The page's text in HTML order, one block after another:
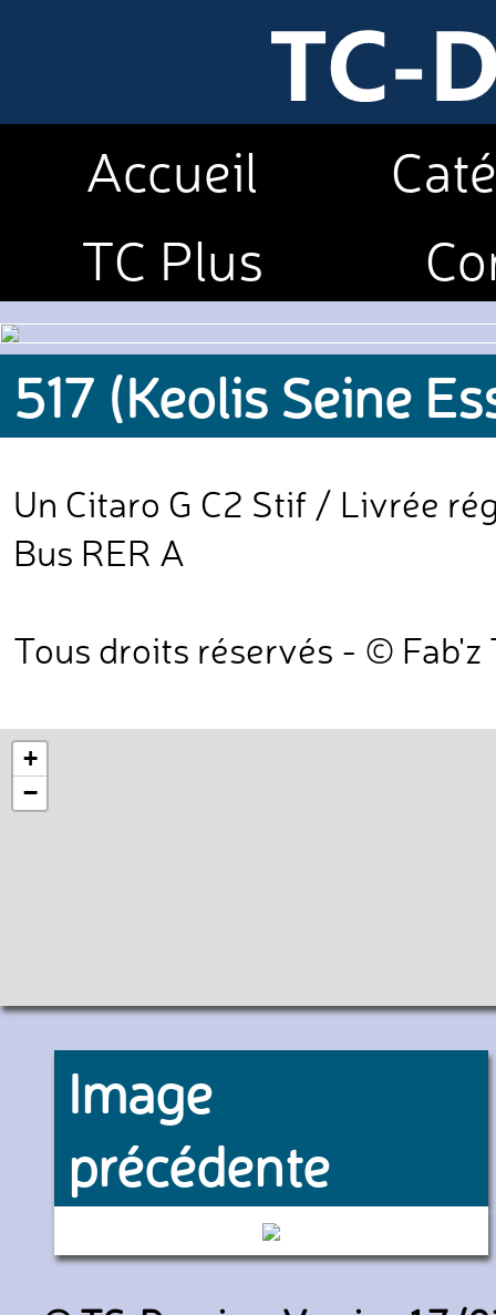
Accueil
TC Plus
517 (Keolis Seine
Un Citaro G C2 Stif / Livrée
Bus RER A
Tous droits réservés - © Fab'z
+
−
Image
précédente
999055 (Keolis CIF)